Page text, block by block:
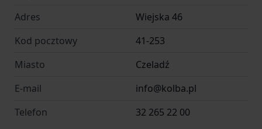
Adres
Wiejska 46
Kod pocztowy
41-253
Miasto
Czeladź
E-mail
info@kolba.pl
Telefon
32 265 22 00